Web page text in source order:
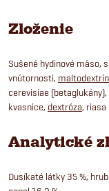
Zloženie
Sušené hydinové mäso,
vnútornosti, maltodextrín
cerevisiae
kvasnice, dextróza, riasa
Analytické
Dusíkaté látky 35 %,